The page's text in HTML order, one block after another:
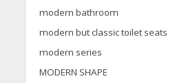
modern bathroom
modern but classic toilet seats
modern series
MODERN SHAPE